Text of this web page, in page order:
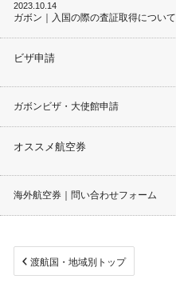
2023.10.14
ガボン｜入国の際の査証取得について
ビザ申請
ガボンビザ・大使館申請
オススメ航空券
海外航空券｜問い合わせフォーム
渡航国・地域別トップ